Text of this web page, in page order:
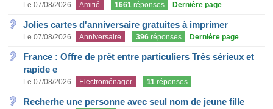
Le 07/08/2026 Amitié 1661 réponses Dernière page
Jolies cartes d'anniversaire gratuites à imprimer
Le 07/08/2026 Anniversaire 396 réponses Dernière page
France : Offre de prêt entre particuliers Très sérieux et
rapide e
Le 07/08/2026 Electroménager 11 réponses
Recherhe une personne avec seul nom de jeune fille